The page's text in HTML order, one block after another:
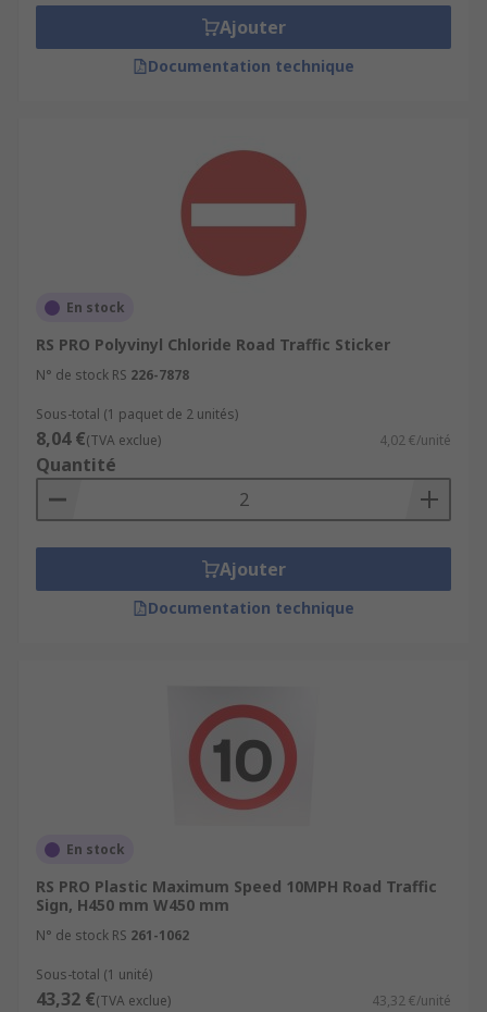
Outside of schools
Private land
Ajouter
Documentation technique
En stock
RS PRO Polyvinyl Chloride Road Traffic Sticker
N° de stock RS 226-7878
Sous-total (1 paquet de 2 unités)
8,04 €(TVA exclue) 4,02 €/unité
Quantité
Ajouter
Documentation technique
En stock
RS PRO Plastic Maximum Speed 10MPH Road Traffic
Sign, H450 mm W450 mm
N° de stock RS 261-1062
Sous-total (1 unité)
43,32 €(TVA exclue) 43,32 €/unité